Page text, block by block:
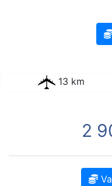
13 km
2